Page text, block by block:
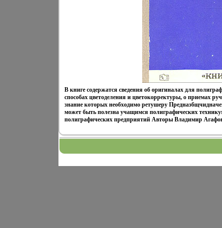
В книге содержатся сведения об оригиналах для
способах цветоделения и цветокорректуры, о приемах
знание которых необходимо ретушеру
может быть полезна учащимся полиграфических
полиграфических предприятий Авторы Владимир